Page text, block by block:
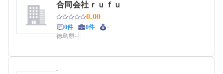
合同会社ｒｕｆｕ
0.00
0件 0件
-
徳島県--
-